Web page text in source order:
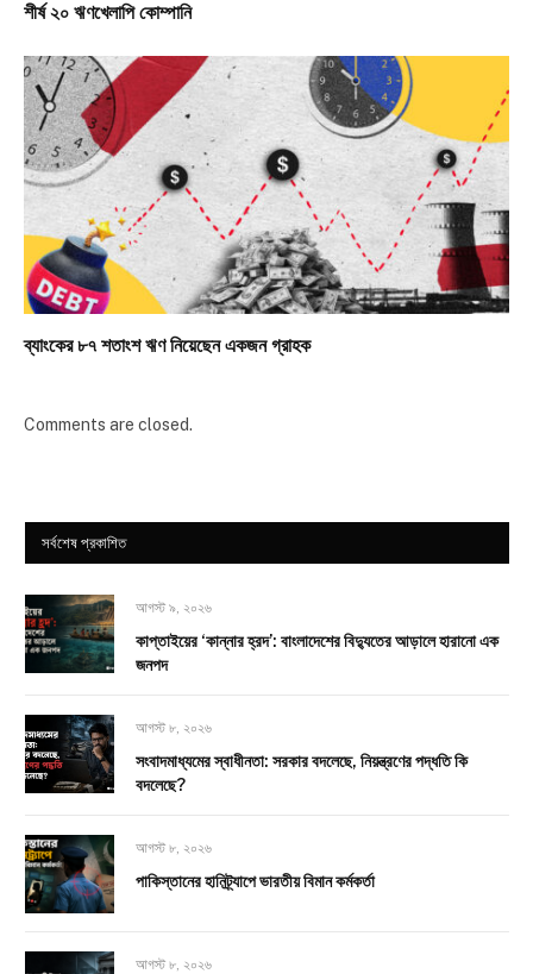
শীর্ষ ২০ ঋণখেলাপি কোম্পানি
ব্যাংকের ৮৭ শতাংশ ঋণ নিয়েছেন একজন গ্রাহক
Comments are closed.
সর্বশেষ প্রকাশিত
আগস্ট ৯, ২০২৬
কাপ্তাইয়ের ‘কান্নার হ্রদ’: বাংলাদেশের বিদ্যুতের আড়ালে হারানো এক
জনপদ
আগস্ট ৮, ২০২৬
সংবাদমাধ্যমের স্বাধীনতা: সরকার বদলেছে, নিয়ন্ত্রণের পদ্ধতি কি
বদলেছে?
আগস্ট ৮, ২০২৬
পাকিস্তানের হানিট্র্যাপে ভারতীয় বিমান কর্মকর্তা
আগস্ট ৮, ২০২৬